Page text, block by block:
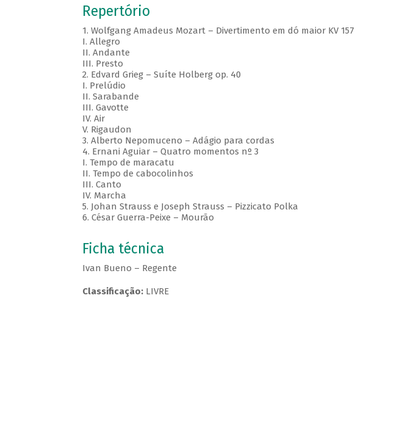
Repertório
1. Wolfgang Amadeus Mozart – Divertimento em dó maior KV 157
I. Allegro
II. Andante
III. Presto
2. Edvard Grieg – Suíte Holberg op. 40
I. Prelúdio
II. Sarabande
III. Gavotte
IV. Air
V. Rigaudon
3. Alberto Nepomuceno – Adágio para cordas
4. Ernani Aguiar – Quatro momentos nº 3
I. Tempo de maracatu
II. Tempo de cabocolinhos
III. Canto
IV. Marcha
5. Johan Strauss e Joseph Strauss – Pizzicato Polka
6. César Guerra-Peixe – Mourão
Ficha técnica
Ivan Bueno – Regente
Classificação:LIVRE